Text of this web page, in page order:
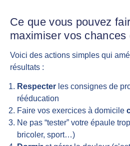
Ce que vous pouvez
maximiser vos chances
Voici des actions simples qui
résultats :
Respecter les consignes de
rééducation
Faire vos exercices à domicile
Ne pas “tester” votre épaule
bricoler, sport…)